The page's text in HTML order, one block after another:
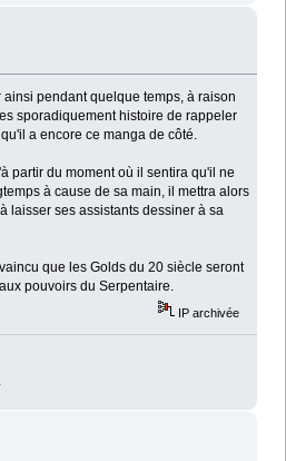
pendant quelque temps, à raison
sporadiquement histoire de rappeler
a encore ce manga de côté.
partir du moment où il sentira qu'il ne
à cause de sa main, il mettra alors
laisser ses assistants dessiner à sa
que les Golds du 20 siècle seront
pouvoirs du Serpentaire.
IP archivée